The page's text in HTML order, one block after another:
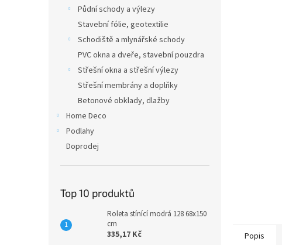
Půdní schody a výlezy
Stavební fólie, geotextilie
Schodiště a mlynářské schody
PVC okna a dveře, stavební pouzdra
Střešní okna a střešní výlezy
Střešní membrány a doplňky
Betonové obklady, dlažby
Home Deco
Podlahy
Doprodej
Top 10 produktů
Roleta stínící modrá 128 68x150
cm
335,17 Kč Popis